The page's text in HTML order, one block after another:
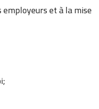
et à la mise